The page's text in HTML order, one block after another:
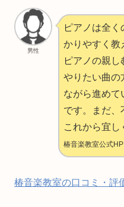
男性
ピアノは全
かりやすく教
ピアノの親し
やりたい曲の
ながら進めて
です。まだ、
これから宜し
椿音楽教室公式
椿音楽教室の口コミ・評